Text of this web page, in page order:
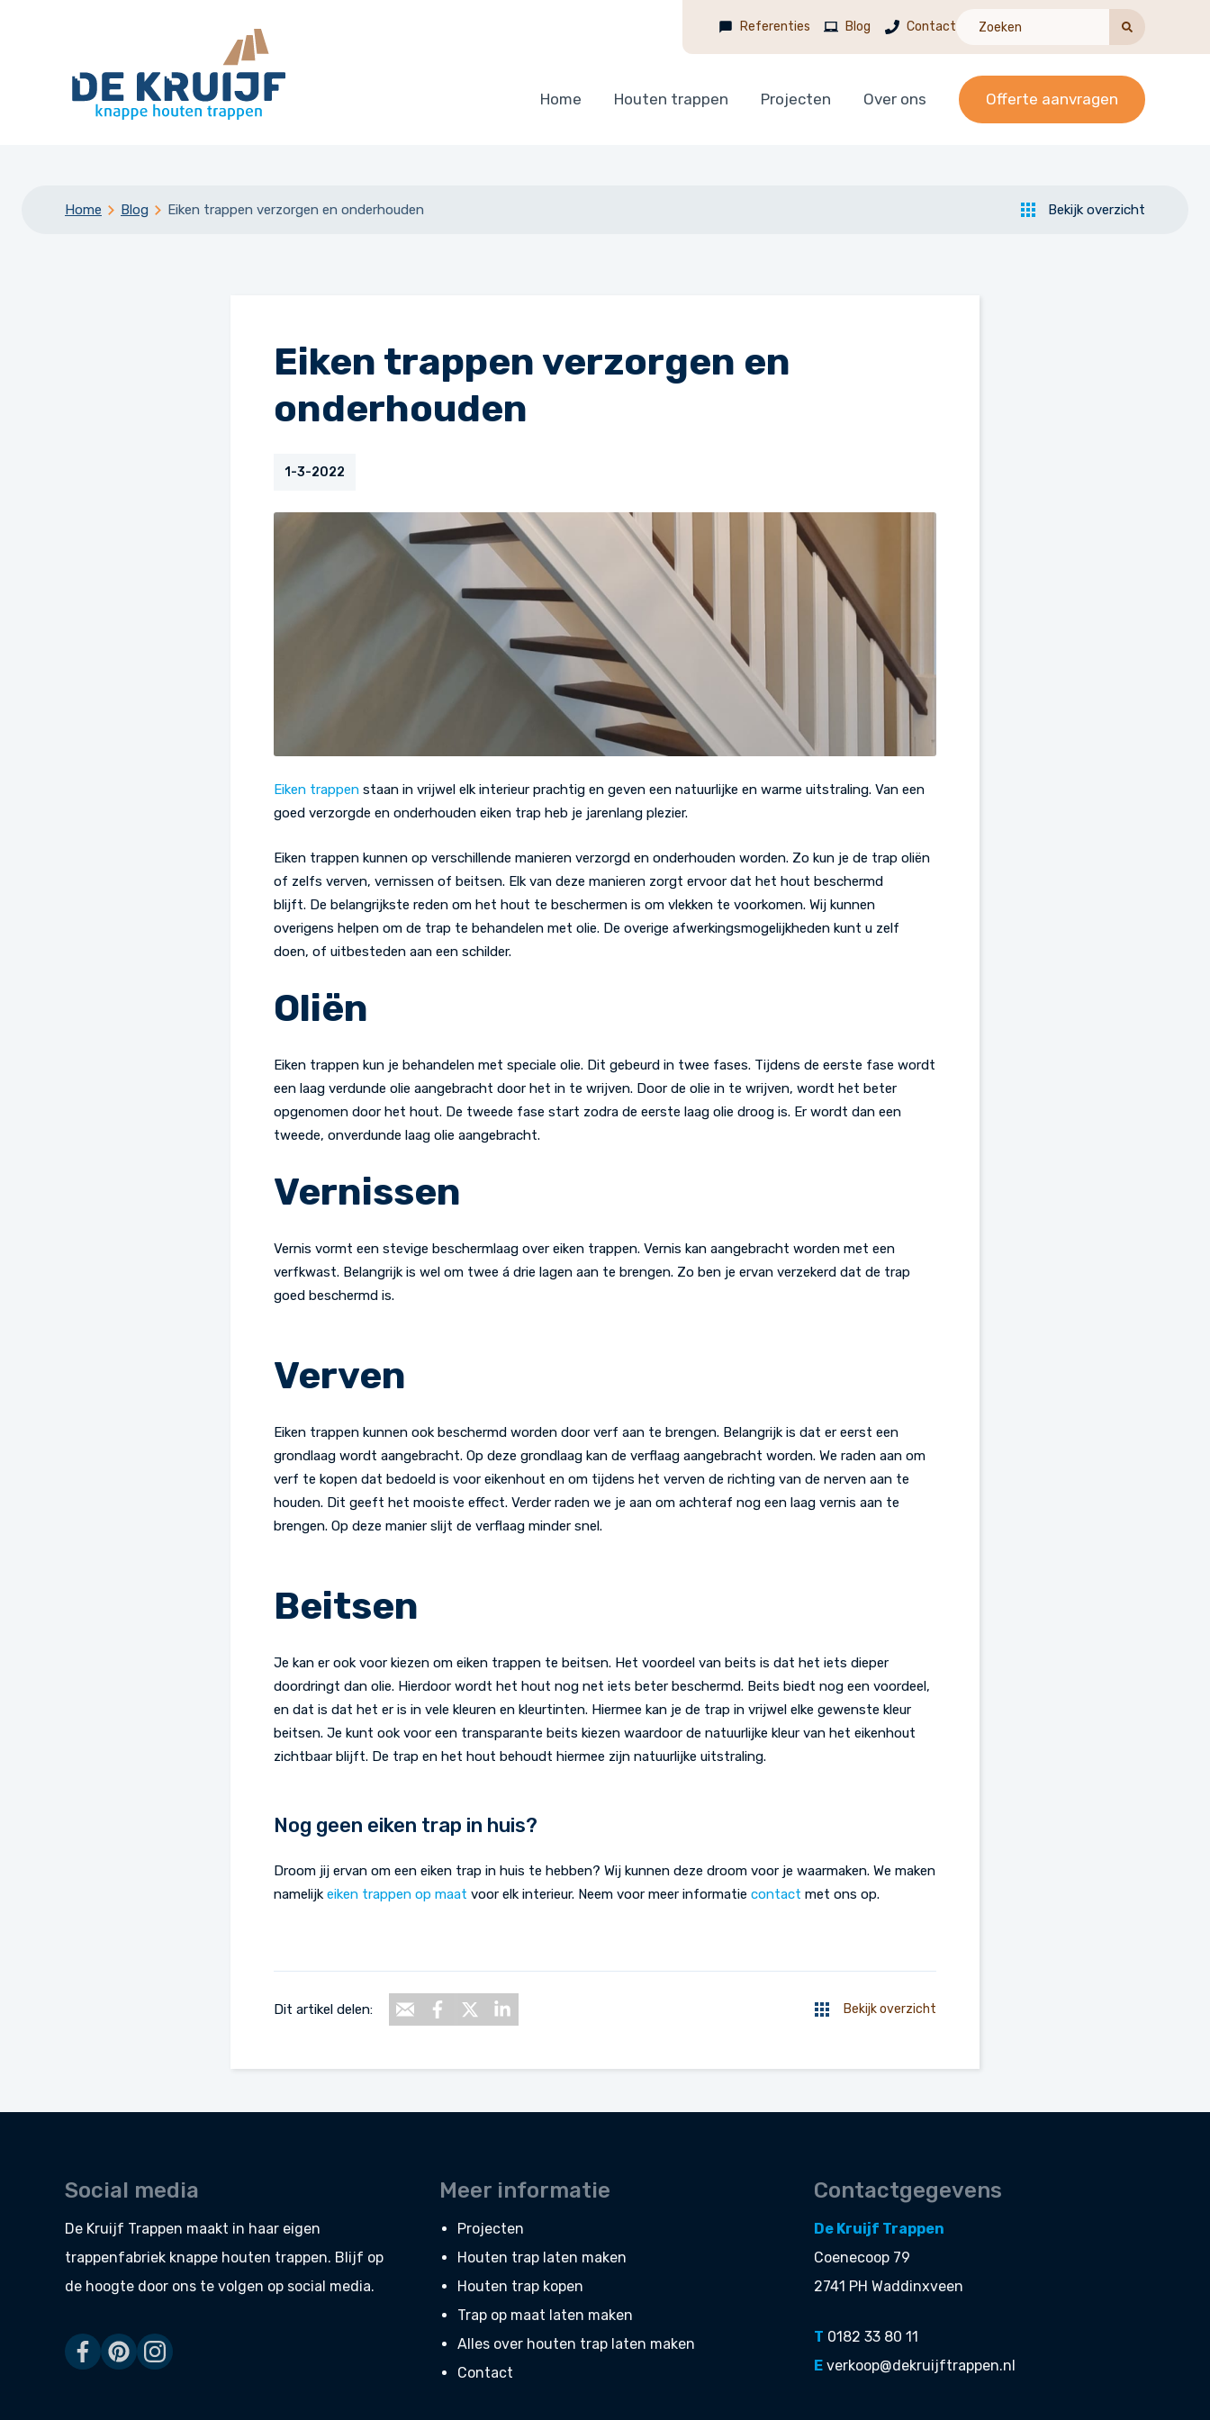
Referenties Blog Contact
Home Houten trappen Projecten Over ons Offerte aanvragen
Home Blog Eiken trappen verzorgen en onderhouden Bekijk overzicht
Eiken trappen verzorgen en
onderhouden
1-3-2022
Eiken trappen staan in vrijwel elk interieur prachtig en geven een natuurlijke en warme uitstraling. Van een
goed verzorgde en onderhouden eiken trap heb je jarenlang plezier.
Eiken trappen kunnen op verschillende manieren verzorgd en onderhouden worden. Zo kun je de trap oliën
of zelfs verven, vernissen of beitsen. Elk van deze manieren zorgt ervoor dat het hout beschermd
blijft. De belangrijkste reden om het hout te beschermen is om vlekken te voorkomen. Wij kunnen
overigens helpen om de trap te behandelen met olie. De overige afwerkingsmogelijkheden kunt u zelf
doen, of uitbesteden aan een schilder.
Oliën
Eiken trappen kun je behandelen met speciale olie. Dit gebeurd in twee fases. Tijdens de eerste fase wordt
een laag verdunde olie aangebracht door het in te wrijven. Door de olie in te wrijven, wordt het beter
opgenomen door het hout. De tweede fase start zodra de eerste laag olie droog is. Er wordt dan een
tweede, onverdunde laag olie aangebracht.
Vernissen
Vernis vormt een stevige beschermlaag over eiken trappen. Vernis kan aangebracht worden met een
verfkwast. Belangrijk is wel om twee á drie lagen aan te brengen. Zo ben je ervan verzekerd dat de trap
goed beschermd is.
Verven
Eiken trappen kunnen ook beschermd worden door verf aan te brengen. Belangrijk is dat er eerst een
grondlaag wordt aangebracht. Op deze grondlaag kan de verflaag aangebracht worden. We raden aan om
verf te kopen dat bedoeld is voor eikenhout en om tijdens het verven de richting van de nerven aan te
houden. Dit geeft het mooiste effect. Verder raden we je aan om achteraf nog een laag vernis aan te
brengen. Op deze manier slijt de verflaag minder snel.
Beitsen
Je kan er ook voor kiezen om eiken trappen te beitsen. Het voordeel van beits is dat het iets dieper
doordringt dan olie. Hierdoor wordt het hout nog net iets beter beschermd. Beits biedt nog een voordeel,
en dat is dat het er is in vele kleuren en kleurtinten. Hiermee kan je de trap in vrijwel elke gewenste kleur
beitsen. Je kunt ook voor een transparante beits kiezen waardoor de natuurlijke kleur van het eikenhout
zichtbaar blijft. De trap en het hout behoudt hiermee zijn natuurlijke uitstraling.
Nog geen eiken trap in huis?
Droom jij ervan om een eiken trap in huis te hebben? Wij kunnen deze droom voor je waarmaken. We maken
namelijk eiken trappen op maat voor elk interieur. Neem voor meer informatie contact met ons op.
Dit artikel delen: Bekijk overzicht
Social media
De Kruijf Trappen maakt in haar eigen
trappenfabriek knappe houten trappen. Blijf op
de hoogte door ons te volgen op social media.
Meer informatie
Projecten
Houten trap laten maken
Houten trap kopen
Trap op maat laten maken
Alles over houten trap laten maken
Contact
Contactgegevens
De Kruijf Trappen
Coenecoop 79
2741 PH Waddinxveen
T 0182 33 80 11
E verkoop@dekruijftrappen.nl